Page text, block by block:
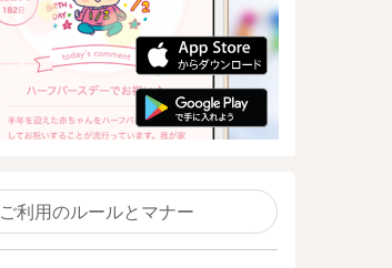
ご利用のルールとマナー